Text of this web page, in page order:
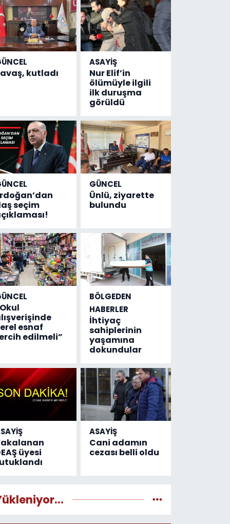
kutladı
ASAYİŞ
Nur Elif’in
ölümüyle ilgili
ilk duruşma
görüldü
seçim
GÜNCEL
Ünlü, ziyarette
bulundu
esnaf
edilmeli”
BÖLGEDEN
HABERLER
İhtiyaç
sahiplerinin
yaşamına
dokundular
üyesi
ASAYİŞ
Cani adamın
cezası belli oldu